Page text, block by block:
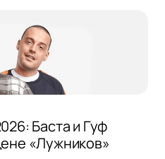
Баста и Гуф
«Лужников»